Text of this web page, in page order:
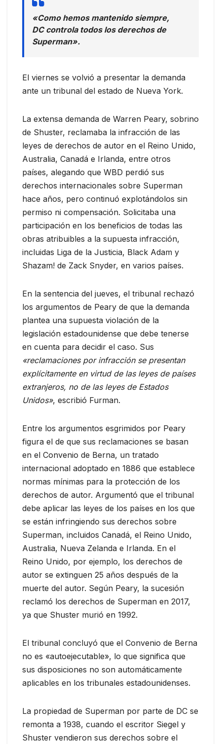
«Como hemos mantenido siempre,
DC controla todos los derechos de
Superman».
El viernes se volvió a presentar la demanda
ante un tribunal del estado de Nueva York.
La extensa demanda de Warren Peary, sobrino
de Shuster, reclamaba la infracción de las
leyes de derechos de autor en el Reino Unido,
Australia, Canadá e Irlanda, entre otros
países, alegando que WBD perdió sus
derechos internacionales sobre Superman
hace años, pero continuó explotándolos sin
permiso ni compensación. Solicitaba una
participación en los beneficios de todas las
obras atribuibles a la supuesta infracción,
incluidas Liga de la Justicia, Black Adam y
Shazam! de Zack Snyder, en varios países.
En la sentencia del jueves, el tribunal rechazó
los argumentos de Peary de que la demanda
plantea una supuesta violación de la
legislación estadounidense que debe tenerse
en cuenta para decidir el caso. Sus
«reclamaciones por infracción se presentan
explícitamente en virtud de las leyes de países
extranjeros, no de las leyes de Estados
Unidos», escribió Furman.
Entre los argumentos esgrimidos por Peary
figura el de que sus reclamaciones se basan
en el Convenio de Berna, un tratado
internacional adoptado en 1886 que establece
normas mínimas para la protección de los
derechos de autor. Argumentó que el tribunal
debe aplicar las leyes de los países en los que
se están infringiendo sus derechos sobre
Superman, incluidos Canadá, el Reino Unido,
Australia, Nueva Zelanda e Irlanda. En el
Reino Unido, por ejemplo, los derechos de
autor se extinguen 25 años después de la
muerte del autor. Según Peary, la sucesión
reclamó los derechos de Superman en 2017,
ya que Shuster murió en 1992.
El tribunal concluyó que el Convenio de Berna
no es «autoejecutable», lo que significa que
sus disposiciones no son automáticamente
aplicables en los tribunales estadounidenses.
La propiedad de Superman por parte de DC se
remonta a 1938, cuando el escritor Siegel y
Shuster vendieron sus derechos sobre el